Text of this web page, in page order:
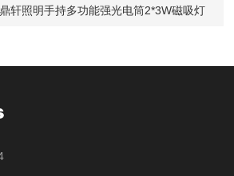
轩照明手持多功能强光电筒2*3W磁吸灯